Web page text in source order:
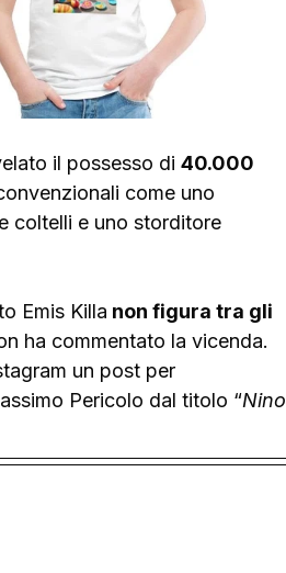
il possesso di 40.000
come uno
coltelli e uno storditore
Emis Killa non figura tra gli
ha commentato la vicenda.
un post per
Pericolo dal titolo “Nino